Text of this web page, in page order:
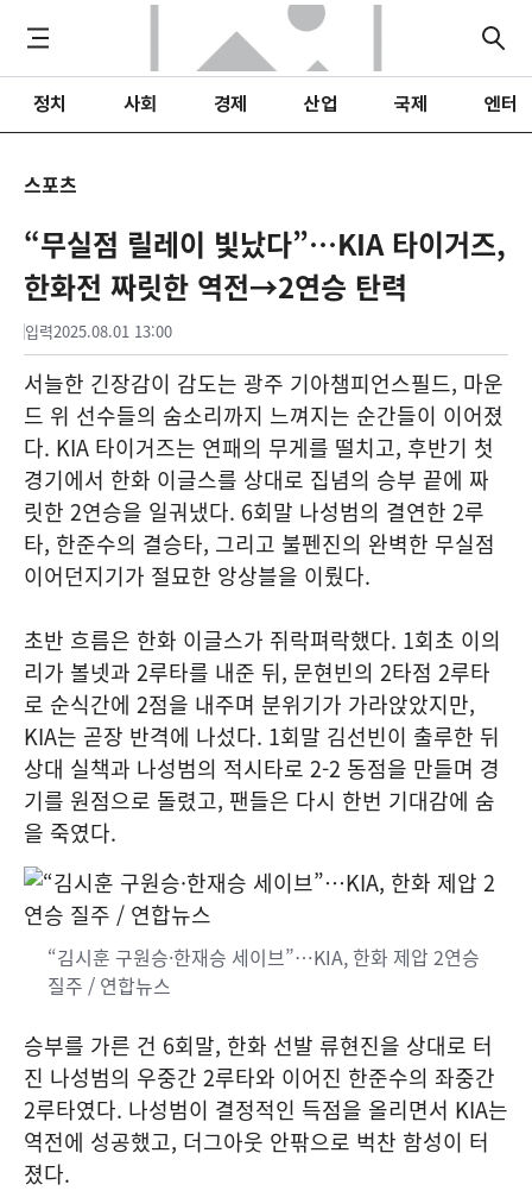
정치 사회 경제 산업 국제 엔터
스포츠
“무실점 릴레이 빛났다”…KIA 타이거즈,
한화전 짜릿한 역전→2연승 탄력
입력2025.08.01 13:00
서늘한 긴장감이 감도는 광주 기아챔피언스필드, 마운
드 위 선수들의 숨소리까지 느껴지는 순간들이 이어졌
다. KIA 타이거즈는 연패의 무게를 떨치고, 후반기 첫
경기에서 한화 이글스를 상대로 집념의 승부 끝에 짜
릿한 2연승을 일궈냈다. 6회말 나성범의 결연한 2루
타, 한준수의 결승타, 그리고 불펜진의 완벽한 무실점
이어던지기가 절묘한 앙상블을 이뤘다.
초반 흐름은 한화 이글스가 쥐락펴락했다. 1회초 이의
리가 볼넷과 2루타를 내준 뒤, 문현빈의 2타점 2루타
로 순식간에 2점을 내주며 분위기가 가라앉았지만,
KIA는 곧장 반격에 나섰다. 1회말 김선빈이 출루한 뒤
상대 실책과 나성범의 적시타로 2-2 동점을 만들며 경
기를 원점으로 돌렸고, 팬들은 다시 한번 기대감에 숨
을 죽였다.
“김시훈 구원승·한재승 세이브”…KIA, 한화 제압 2연승
질주 / 연합뉴스
승부를 가른 건 6회말, 한화 선발 류현진을 상대로 터
진 나성범의 우중간 2루타와 이어진 한준수의 좌중간
2루타였다. 나성범이 결정적인 득점을 올리면서 KIA는
역전에 성공했고, 더그아웃 안팎으로 벅찬 함성이 터
졌다.